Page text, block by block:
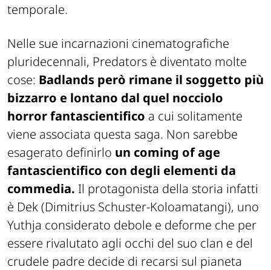
temporale.
Nelle sue incarnazioni cinematografiche
pluridecennali, Predators è diventato molte
cose: Badlands però rimane il soggetto più
bizzarro e lontano dal quel nocciolo
horror fantascientifico a cui solitamente
viene associata questa saga. Non sarebbe
esagerato definirlo un coming of age
fantascientifico con degli elementi da
commedia. Il protagonista della storia infatti
è Dek (Dimitrius Schuster-Koloamatangi), uno
Yuthja considerato debole e deforme che per
essere rivalutato agli occhi del suo clan e del
crudele padre decide di recarsi sul pianeta